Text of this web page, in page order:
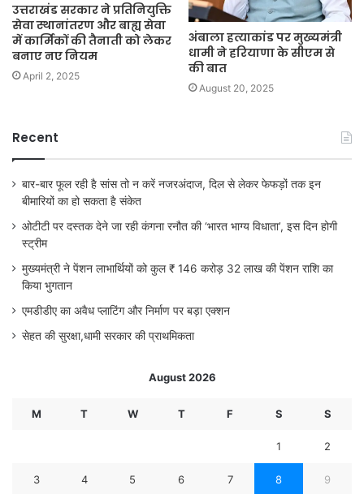
उत्तराखंड सरकार ने प्रतिनियुक्ति
सेवा स्थानांतरण और बाह्य सेवा
में कार्मिकों की तैनाती को लेकर
बनाए नए नियम
April 2, 2025
अंबाला हत्याकांड पर मुख्यमंत्री
धामी ने हरियाणा के सीएम से
की बात
August 20, 2025
Recent
बार-बार फूल रही है सांस तो न करें नजरअंदाज, दिल से लेकर फेफड़ों तक इन
बीमारियों का हो सकता है संकेत
ओटीटी पर दस्तक देने जा रही कंगना रनौत की ‘भारत भाग्य विधाता’, इस दिन होगी
स्ट्रीम
मुख्यमंत्री ने पेंशन लाभार्थियों को कुल ₹ 146 करोड़ 32 लाख की पेंशन राशि का
किया भुगतान
एमडीडीए का अवैध प्लाटिंग और निर्माण पर बड़ा एक्शन
सेहत की सुरक्षा,धामी सरकार की प्राथमिकता
August 2026
M T W T F S S
1 2
3 4 5 6 7 8 9